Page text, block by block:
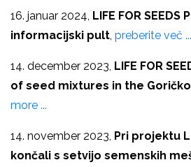
16. januar 2024, LIFE FOR
informacijski pult, preberite več ...
14. december 2023, LIFE FOR
of seed mixtures in the
more ...
14. november 2023, Pri projektu
končali s setvijo semenskih